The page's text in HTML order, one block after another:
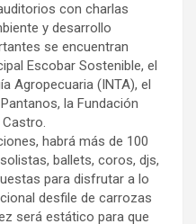
con charlas
y desarrollo
se encuentran
Escobar Sostenible, el
Agropecuaria (INTA), el
la Fundación
habrá más de 100
ballets, coros, djs,
para disfrutar a lo
desfile de carrozas
será estático para que